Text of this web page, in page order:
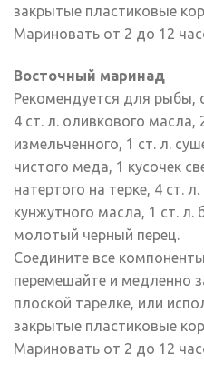
закрытые пластиковые
Мариновать от 2 до 12
Восточный маринад
Рекомендуется для рыбы,
4 ст. л. оливкового масла,
измельченного, 1 ст. л.
чистого меда, 1 кусочек
натертого на терке, 4 ст. л.
кунжутного масла, 1 ст. л.
молотый черный перец.
Соедините все
перемешайте и медленно
плоской тарелке, или
закрытые пластиковые
Мариновать от 2 до 12